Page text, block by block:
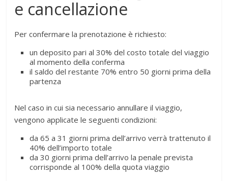
e cancellazione
Per confermare la prenotazione è richiesto:
un deposito pari al 30% del costo totale del viaggio
al momento della conferma
il saldo del restante 70% entro 50 giorni prima della
partenza
Nel caso in cui sia necessario annullare il viaggio,
vengono applicate le seguenti condizioni:
da 65 a 31 giorni prima dell’arrivo verrà trattenuto il
40% dell’importo totale
da 30 giorni prima dell’arrivo la penale prevista
corrisponde al 100% della quota viaggio